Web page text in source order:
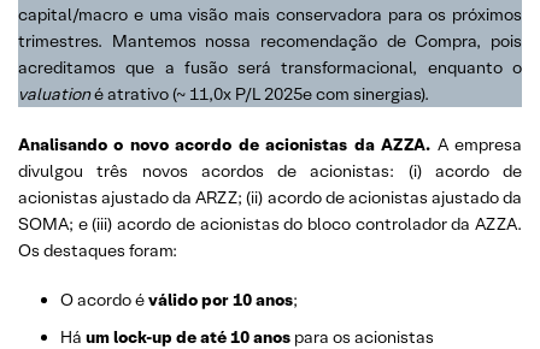
capital/macro e uma visão mais conservadora para os próximos
trimestres. Mantemos nossa recomendação de Compra, pois
acreditamos que a fusão será transformacional, enquanto o
valuationé atrativo (~ 11,0x P/L 2025e com sinergias).
Analisando o novo acordo de acionistas da AZZA. A empresa
divulgou três novos acordos de acionistas: (i) acordo de
acionistas ajustado da ARZZ; (ii) acordo de acionistas ajustado da
SOMA; e (iii) acordo de acionistas do bloco controlador da AZZA.
Os destaques foram:
O acordo éválido por 10 anos;
Há um lock-up de até 10 anos para os acionistas